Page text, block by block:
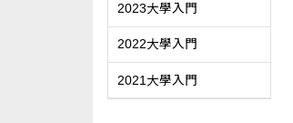
2023大學入門
2022大學入門
2021大學入門